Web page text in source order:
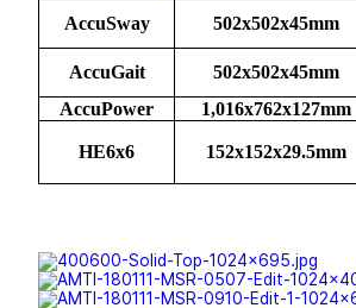
AccuSway 502x502x45mm
AccuGait
502x502x45mm
AccuPower
1,016x762x127mm
HE6x6 152x152x29.5mm